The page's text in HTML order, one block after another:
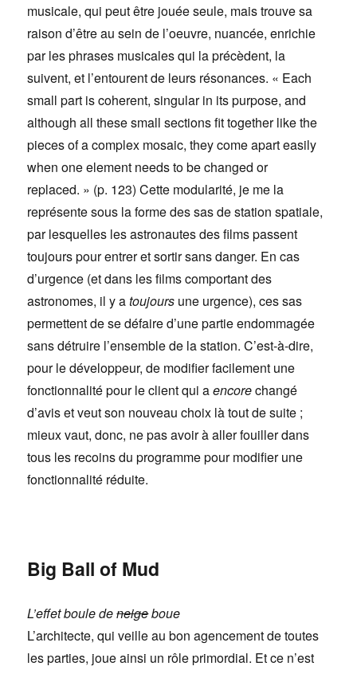
musicale, qui peut être jouée seule, mais trouve sa
raison d’être au sein de l’oeuvre, nuancée, enrichie
par les phrases musicales qui la précèdent, la
suivent, et l’entourent de leurs résonances. « Each
small part is coherent, singular in its purpose, and
although all these small sections fit together like the
pieces of a complex mosaic, they come apart easily
when one element needs to be changed or
replaced. » (p. 123) Cette modularité, je me la
représente sous la forme des sas de station spatiale,
par lesquelles les astronautes des films passent
toujours pour entrer et sortir sans danger. En cas
d’urgence (et dans les films comportant des
astronomes, il y atoujours une urgence), ces sas
permettent de se défaire d’une partie endommagée
sans détruire l’ensemble de la station. C’est-à-dire,
pour le développeur, de modifier facilement une
fonctionnalité pour le client qui aencorechangé
d’avis et veut son nouveau choix là tout de suite ;
mieux vaut, donc, ne pas avoir à aller fouiller dans
tous les recoins du programme pour modifier une
fonctionnalité réduite.
Big Ball of Mud
L’effet boule deneigeboue
L’architecte, qui veille au bon agencement de toutes
les parties, joue ainsi un rôle primordial. Et ce n’est